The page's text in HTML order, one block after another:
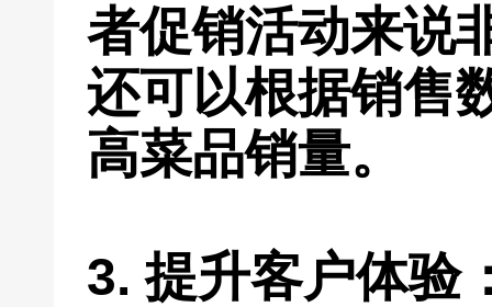
者促销活动来说
还可以根据销售
高菜品销量。
3. 提升客户体验